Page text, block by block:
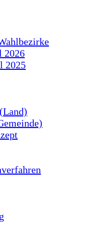
2026
2025